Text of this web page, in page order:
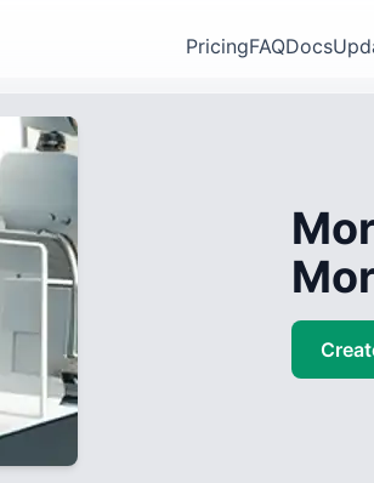
PricingFAQDocs